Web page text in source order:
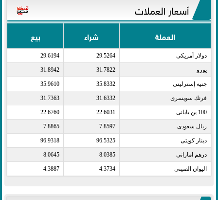
أسعار العملات
العملة شراء بيع
دولار أمريكى​ 29.5264
29.6194
يورو​ 31.7822
31.8942
جنيه إسترلينى​ 35.8332
35.9610
فرنك سويسرى​ 31.6332
31.7363
100 ين يابانى​ 22.6031
22.6760
ريال سعودى​ 7.8597
7.8865
دينار كويتى​ 96.5325
96.9318
درهم اماراتى​ 8.0385
8.0645
اليوان الصينى​ 4.3734
4.3887